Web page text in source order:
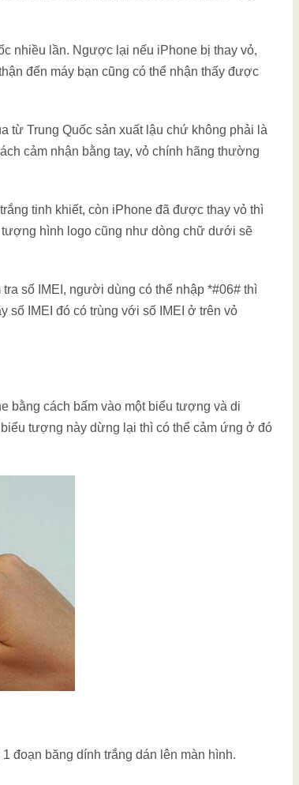
nhiều lần. Ngược lại nếu iPhone bị thay vỏ,
đến máy bạn cũng có thể nhận thấy được
Trung Quốc sản xuất lậu chứ không phải là
cảm nhận bằng tay, vỏ chính hãng thường
tinh khiết, còn iPhone đã được thay vỏ thì
hình logo cũng như dòng chữ dưới sẽ
số IMEI, người dùng có thể nhập *#06# thì
số IMEI đó có trùng với số IMEI ở trên vỏ
bằng cách bấm vào một biểu tượng và di
tượng này dừng lại thì có thể cảm ứng ở đó
đoạn băng dính trắng dán lên màn hình.